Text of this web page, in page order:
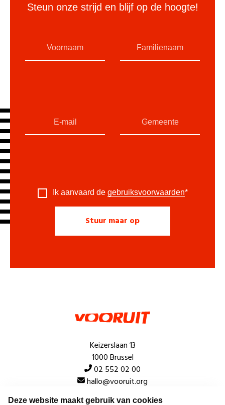
Deze website maakt gebruik van cookies
Steun onze strijd en blijf op de hoogte!
Ik aanvaard de gebruiksvoorwaarden*
Keizerslaan 13
1000 Brussel
02 552 02 00
hallo@vooruit.org